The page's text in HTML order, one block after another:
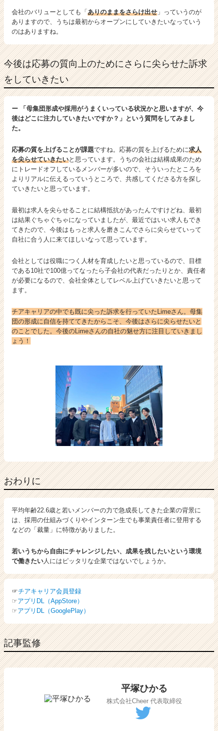
会社のバリューとしても「ありのままをさらけ出せ 」っていうのが
ありますので、うちは最初からオープンにしていきたいなっていう
のはありますね。
今後は応募の質向上のためにさらに尖らせた訴求
をしていきたい
ー 「母集団形成や採用がうまくいっている状況かと思いますが、今
後はどこに注力していきたいですか？」という質問をしてみまし
た。
応募の質を上げることが課題ですね。応募の質を上げるために求人
を尖らせていきたいと思っています。うちの会社は結構成果のため
にトレードオフしているメンバーが多いので、そういったところを
よりリアルに伝えるっていうところで、共感してくださる方を探し
ていきたいと思っています。
最初は求人を尖らせることに結構抵抗があったんですけどね、最初
は結果ぐちゃぐちゃになっていましたが、最近ではいい求人もでき
てきたので、今後はもっと求人を磨きこんでさらに尖らせていって
自社に合う人に来てほしいなって思っています。
会社としては役職につく人材を育成したいと思っているので、目標
である10社で100億ってなったら子会社の代表だったりとか、責任者
が必要になるので、会社全体としてレベル上げていきたいと思って
ます。
チアキャリアの中でも既に尖った訴求を行っていたLimeさん。母集
団の形成に自信を持ててきたからこそ、今後はさらに尖らせたいと
のことでした。今後のLimeさんの自社の魅せ方に注目していきまし
ょう！
おわりに
平均年齢22.6歳と若いメンバーの力で急成長してきた企業の背景に
は、採用の仕組みづくりやインターン生でも事業責任者に登用する
などの「裁量」に特徴がありました。
若いうちから自由にチャレンジしたい、成果を残したいという環境
で働きたい人にはピッタリな企業ではないでしょうか。
☞チアキャリア会員登録
☞アプリDL（AppStore）
☞アプリDL（GooglePlay）
記事監修
平塚ひかる
株式会社Cheer 代表取締役